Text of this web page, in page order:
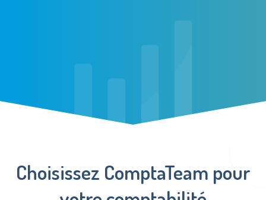
Choisissez ComptaTeam pour